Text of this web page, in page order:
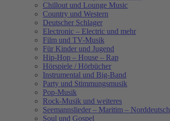
Chillout und Lounge Music
Country und Western
Deutscher Schlager
Electronic – Electric und mehr
Film und TV-Musik
Für Kinder und Jugend
Hip-Hop – House – Rap
Hörspiele / Hörbücher
Instrumental und Big-Band
Party und Stimmungsmusik
Pop-Musik
Rock-Musik und weiteres
Seemannslieder – Maritim – Norddeutsch
Soul und Gospel